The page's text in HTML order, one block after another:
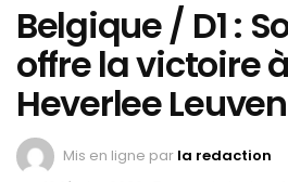
Belgique / D1 :
offre la victoire
Heverlee Leuven
Mis en ligne par la redaction